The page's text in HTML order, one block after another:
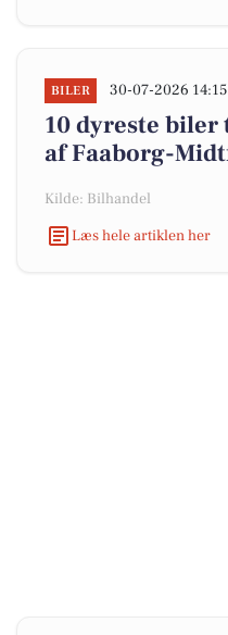
BILER 30-07-2026 14:15
10 dyreste
af Faaborg-
Kilde: Bilhandel
Læs hele artiklen her